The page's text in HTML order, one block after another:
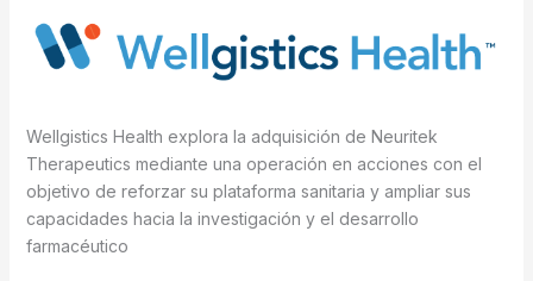
Wellgistics Health explora la adquisición de Neuritek
Therapeutics mediante una operación en acciones con el
objetivo de reforzar su plataforma sanitaria y ampliar sus
capacidades hacia la investigación y el desarrollo
farmacéutico